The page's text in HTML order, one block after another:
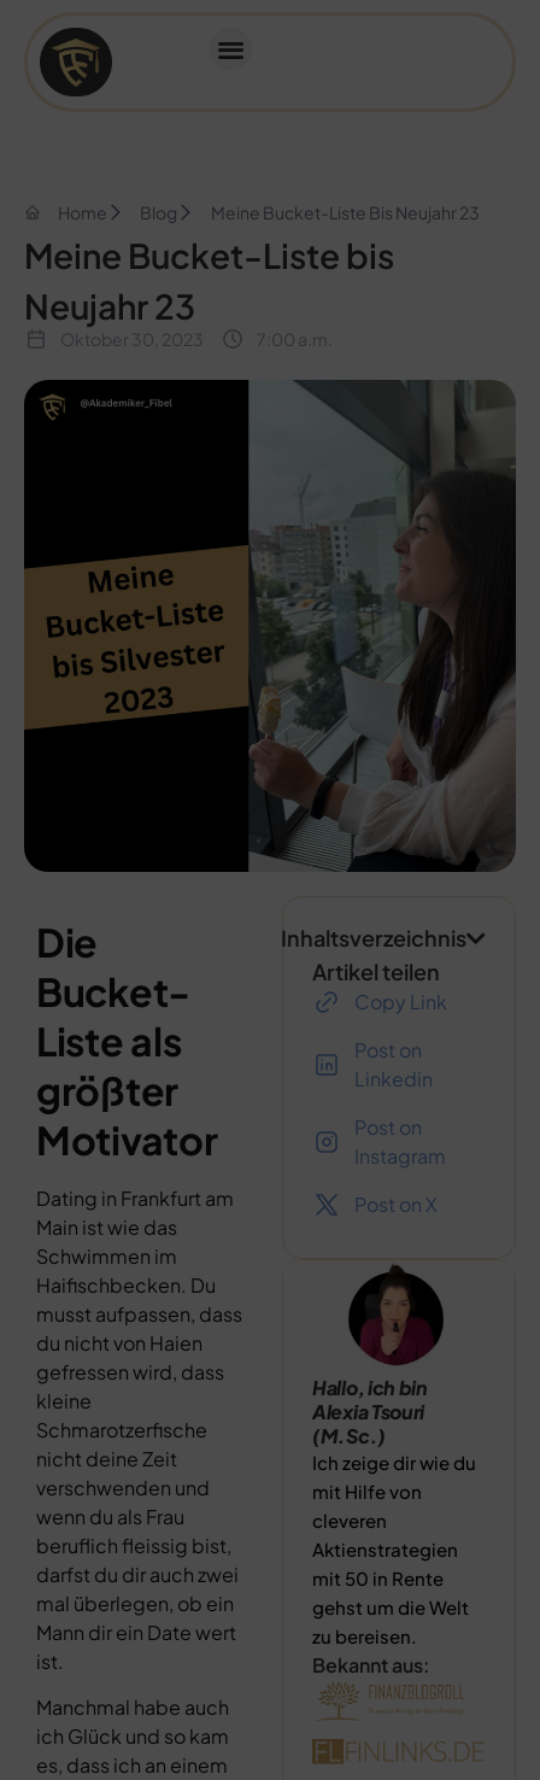
Home Blog Meine Bucket-Liste Bis Neujahr 23
Meine Bucket-Liste bis
Neujahr 23
Oktober 30, 2023 7:00 a.m.
Die
Bucket-
Liste als
größter
Motivator
Dating in Frankfurt am
Main ist wie das
Schwimmen im
Haifischbecken. Du
musst aufpassen, dass
du nicht von Haien
gefressen wird, dass
kleine
Schmarotzerfische
nicht deine Zeit
verschwenden und
wenn du als Frau
beruflich fleissig bist,
darfst du dir auch zwei
mal überlegen, ob ein
Mann dir ein Date wert
ist.
Manchmal habe auch
ich Glück und so kam
es, dass ich an einem
Inhaltsverzeichnis
Artikel teilen
Copy Link
Post on
Linkedin
Post on
Instagram
Post on X
Hallo, ich bin
Alexia Tsouri
(M.Sc.)
Ich zeige dir wie du
mit Hilfe von
cleveren
Aktienstrategien
mit 50 in Rente
gehst um die Welt
zu bereisen.
Bekannt aus: